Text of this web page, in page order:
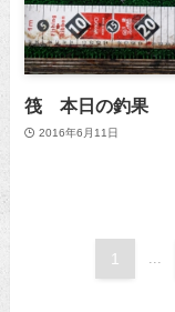
筏 本日の釣果
2016年6月11日
1 ...